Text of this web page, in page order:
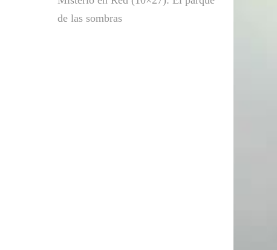
de las sombras